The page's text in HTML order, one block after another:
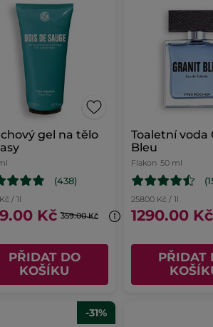
gel na tělo
(438)
/ 1l
Kč 359.00 Kč
PŘIDAT DO
KOŠÍKU
Toaletní voda
Bleu
Flakon 50 ml
25800 Kč / 1l
1290.00 Kč
PŘIDAT
-31%